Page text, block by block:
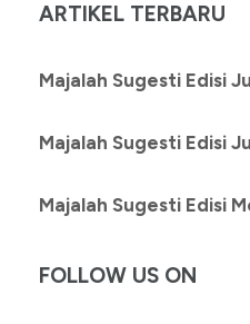
ARTIKEL TERBARU
Majalah Sugesti Edisi
Majalah Sugesti Edisi
Majalah Sugesti Edisi
FOLLOW US ON